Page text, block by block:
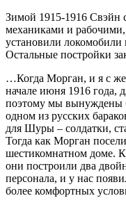
Зимой 1915-1916 Свэйн
механиками и
установили локомобили
Остальные постройки
…Когда Морган, и я с
начале июня 1916 года,
поэтому мы вынуждены
одном из русских
для Шуры – солдатки,
Тогда как Морган
шестикомнатном доме.
они построили два
персонала, и у нас
более комфортных